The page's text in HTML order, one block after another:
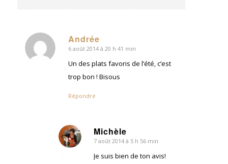
Andrée
dit
6 août 2014 à 20 h 41 min
Un des plats favoris de l’été, c’est
trop bon ! Bisous
Répondre
Michèle
dit
7 août 2014 à 5 h 56 min
Je suis bien de ton avis!